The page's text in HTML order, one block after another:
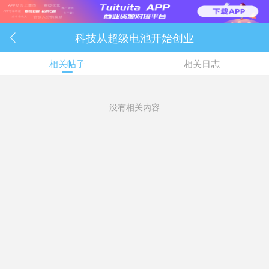
 科技从超级电池开始创业
相关帖子 相关日志
没有相关内容